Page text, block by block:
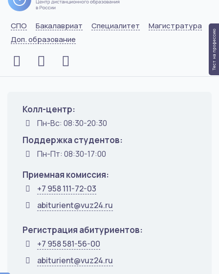
СПО Бакалавриат Специалитет
Магистратура
Доп. образование
Колл-центр:
Пн-Вс: 08:30-20:30
Поддержка студентов:
Пн-Пт: 08:30-17:00
Приемная комиссия:
+7 958 111-72-03
abiturient@vuz24.ru
Регистрация абитуриентов:
+7 958 581-56-00
abiturient@vuz24.ru
Тест на профессию